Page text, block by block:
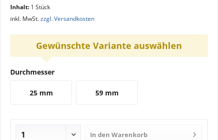
Inhalt: 1 Stück
inkl. MwSt.zzgl. Versandkosten
Gewünschte Variante auswählen
Durchmesser
25 mm 59 mm
In den Warenkorb